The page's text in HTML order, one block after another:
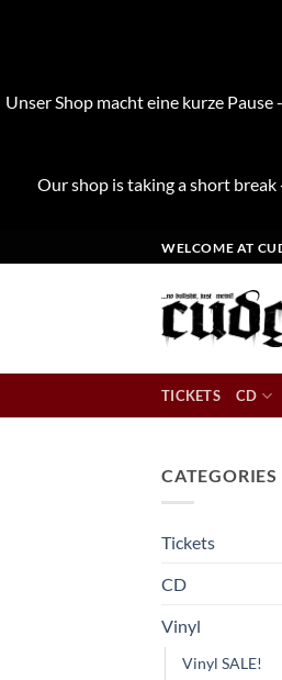
Unser Shop macht eine kurze
Our shop is taking a short break
to
WELCOME AT
TICKETS CD
CATEGORIES
Tickets
CD
Vinyl
Vinyl SALE!